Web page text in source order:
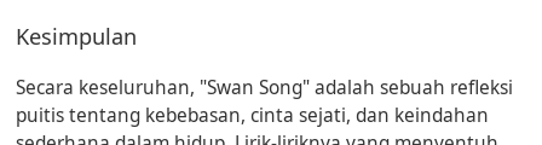
Kesimpulan
Secara keseluruhan, "Swan Song" adalah sebuah refleksi
puitis tentang kebebasan, cinta sejati, dan keindahan